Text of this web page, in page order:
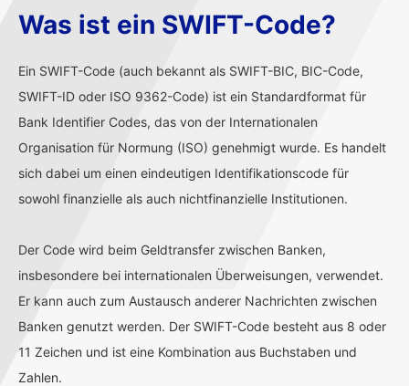
Was ist ein SWIFT-Code?
Ein SWIFT-Code (auch bekannt als SWIFT-BIC, BIC-Code,
SWIFT-ID oder ISO 9362-Code) ist ein Standardformat für
Bank Identifier Codes, das von der Internationalen
Organisation für Normung (ISO) genehmigt wurde. Es handelt
sich dabei um einen eindeutigen Identifikationscode für
sowohl finanzielle als auch nichtfinanzielle Institutionen.
Der Code wird beim Geldtransfer zwischen Banken,
insbesondere bei internationalen Überweisungen, verwendet.
Er kann auch zum Austausch anderer Nachrichten zwischen
Banken genutzt werden. Der SWIFT-Code besteht aus 8 oder
11 Zeichen und ist eine Kombination aus Buchstaben und
Zahlen.